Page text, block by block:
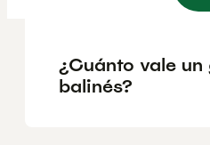
¿Cuánto vale un
balinés?